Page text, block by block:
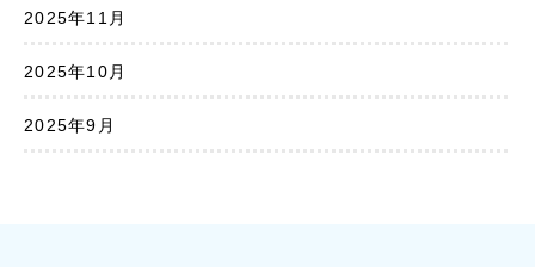
2025年11月
2025年10月
2025年9月